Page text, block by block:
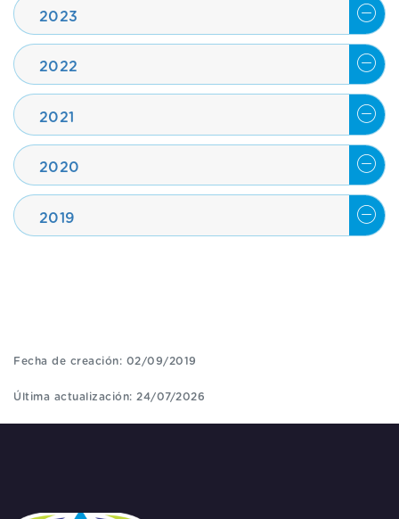
2023
2022
2021
2020
2019
Fecha de creación: 02/09/2019
Última actualización: 24/07/2026